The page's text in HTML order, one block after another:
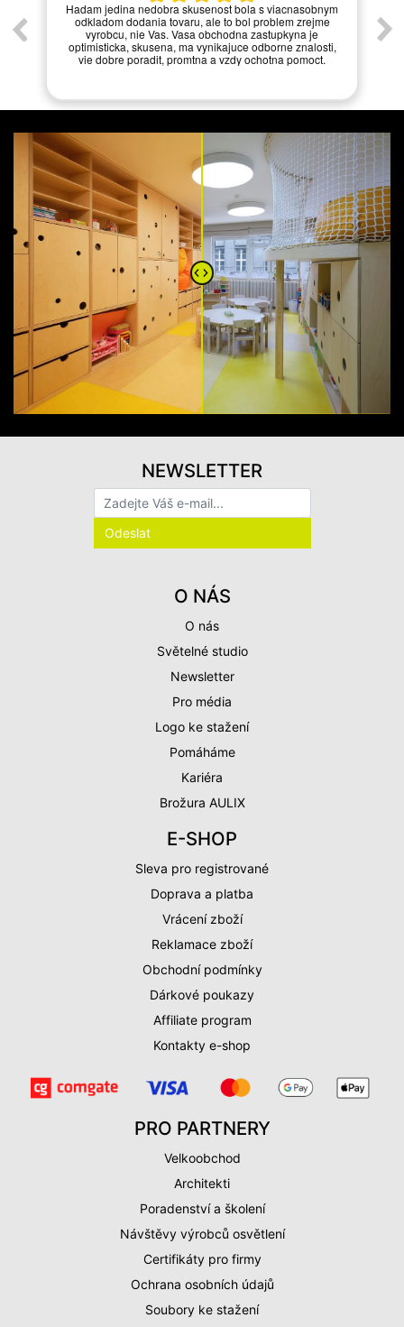
Hadam jedina nedobra skusenost bola s viacnasobnym
odkladom dodania tovaru, ale to bol problem zrejme
vyrobcu, nie Vas. Vasa obchodna zastupkyna je
optimisticka, skusena, ma vynikajuce odborne znalosti,
vie dobre poradit, promtna a vzdy ochotna pomoct.
O NÁS
O nás
Světelné studio
Newsletter
Pro média
Logo ke stažení
Pomáháme
Kariéra
Brožura AULIX
E-SHOP
Sleva pro registrované
Doprava a platba
Vrácení zboží
Reklamace zboží
Obchodní podmínky
Dárkové poukazy
Affiliate program
Kontakty e-shop
PRO PARTNERY
Velkoobchod
Architekti
Poradenství a školení
Návštěvy výrobců osvětlení
Certifikáty pro firmy
Ochrana osobních údajů
Soubory ke stažení
NEWSLETTER